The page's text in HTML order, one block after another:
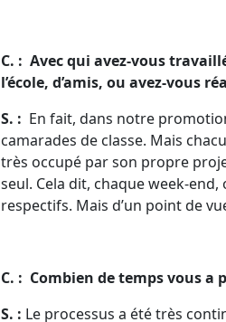
C. : Avec qui avez-vous
l’école, d’amis, ou avez-vous
S. : En fait, dans notre
camarades de classe. Mais
très occupé par son propre
seul. Cela dit, chaque week-
respectifs. Mais d’un point de
C. : Combien de temps vous a
S. : Le processus a été très